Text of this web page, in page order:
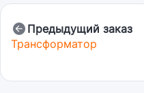
Предыдущий заказ
Трансформатор